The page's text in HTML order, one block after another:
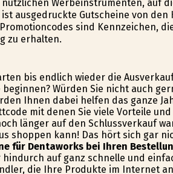
Werbeinstrumenten, auf
ausgedruckte Gutscheine von
sind Kennzeichen,
zu erhalten.
bis endlich wieder die
Würden Sie nicht auch
Ihnen dabei helfen das ganze
mit denen Sie viele Vorteile
länger auf den Schlussverkauf
shoppen kann! Das hört sich gar
für Dentaworks bei Ihren
auf ganz schnelle und
die Ihre Produkte im Internet